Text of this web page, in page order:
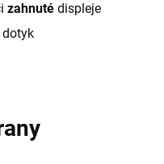
zahnuté displeje
dotyk